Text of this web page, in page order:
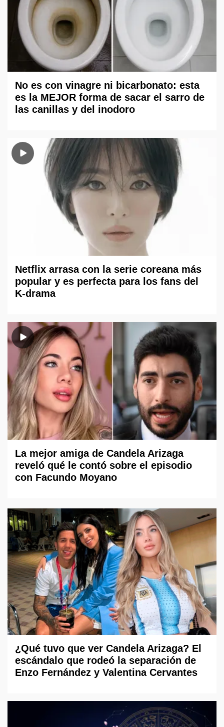
No es con vinagre ni bicarbonato: esta
es la MEJOR forma de sacar el sarro de
las canillas y del inodoro
Netflix arrasa con la serie coreana más
popular y es perfecta para los fans del
K-drama
La mejor amiga de Candela Arizaga
reveló qué le contó sobre el episodio
con Facundo Moyano
¿Qué tuvo que ver Candela Arizaga? El
escándalo que rodeó la separación de
Enzo Fernández y Valentina Cervantes